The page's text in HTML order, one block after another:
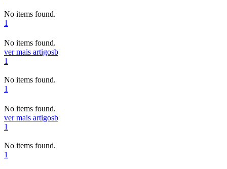
No items found.
1
No items found.
ver mais artigosb
1
No items found.
1
No items found.
ver mais artigosb
1
No items found.
1